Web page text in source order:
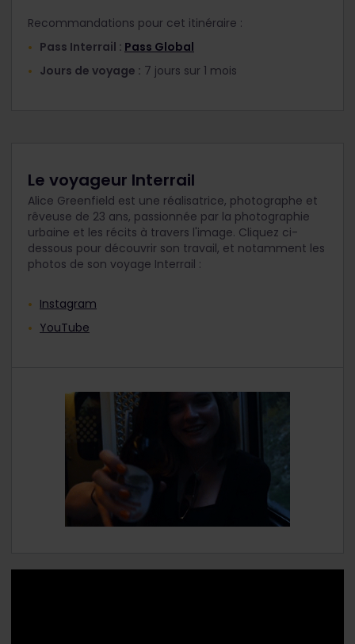
Recommandations pour cet itinéraire :
Pass Interrail : Pass Global
Jours de voyage : 7 jours sur 1 mois
Le voyageur Interrail
Alice Greenfield est une réalisatrice, photographe et
rêveuse de 23 ans, passionnée par la photographie
urbaine et les récits à travers l'image. Cliquez ci-
dessous pour découvrir son travail, et notamment les
photos de son voyage Interrail :
Instagram
YouTube